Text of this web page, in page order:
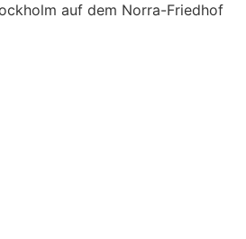
auf dem Norra-Friedhof